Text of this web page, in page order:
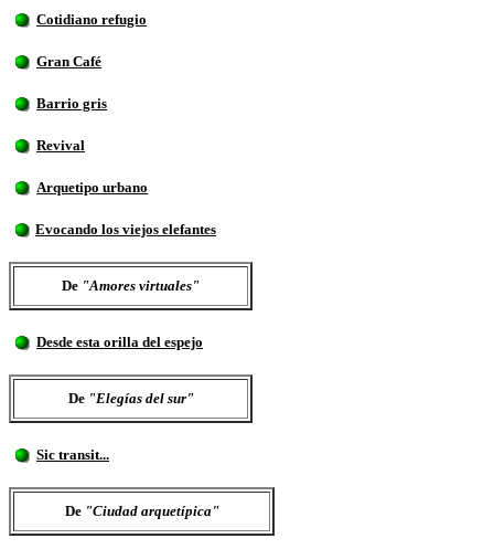
Cotidiano refugio
Gran Café
Barrio gris
Revival
Arquetipo urbano
Evocando los viejos elefantes
De "Amores virtuales"
Desde esta orilla del espejo
De "Elegías del sur"
Sic transit...
De "Ciudad arquetípica"